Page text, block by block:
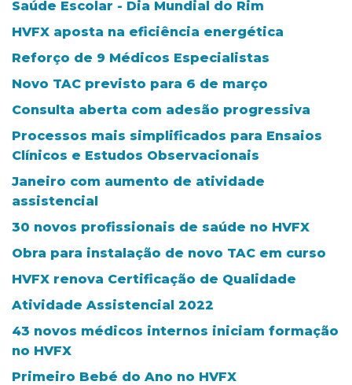
Saúde Escolar - Dia Mundial do Rim
HVFX aposta na eficiência energética
Reforço de 9 Médicos Especialistas
Novo TAC previsto para 6 de março
Consulta aberta com adesão progressiva
Processos mais simplificados para Ensaios
Clínicos e Estudos Observacionais
Janeiro com aumento de atividade
assistencial
30 novos profissionais de saúde no HVFX
Obra para instalação de novo TAC em curso
HVFX renova Certificação de Qualidade
Atividade Assistencial 2022
43 novos médicos internos iniciam formação
no HVFX
Primeiro Bebé do Ano no HVFX